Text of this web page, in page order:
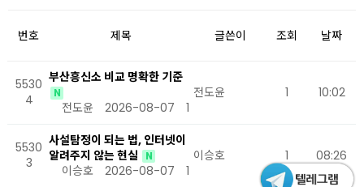
번호 제목 글쓴이 조회 날짜
5530
4
부산흥신소 비교 명확한 기준
N
전도윤 2026-08-07 1
전도윤 1 10:02
5530
3
사설탐정이 되는 법, 인터넷이
알려주지 않는 현실
N
이승호 2026-08-07 1
이승호 1 08:26